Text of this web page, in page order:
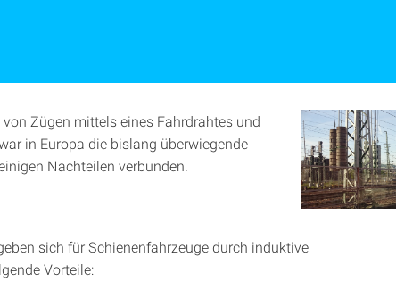
Zügen mittels eines Fahrdrahtes und
in Europa die bislang überwiegende
Nachteilen verbunden.
sich für Schienenfahrzeuge durch induktive
Vorteile: